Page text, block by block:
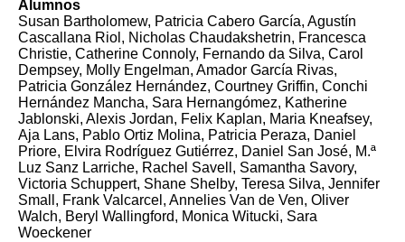
Alumnos
Susan Bartholomew, Patricia Cabero García, Agustín
Cascallana Riol, Nicholas Chaudakshetrin, Francesca
Christie, Catherine Connoly, Fernando da Silva, Carol
Dempsey, Molly Engelman, Amador García Rivas,
Patricia González Hernández, Courtney Griffin, Conchi
Hernández Mancha, Sara Hernangómez, Katherine
Jablonski, Alexis Jordan, Felix Kaplan, Maria Kneafsey,
Aja Lans, Pablo Ortiz Molina, Patricia Peraza, Daniel
Priore, Elvira Rodríguez Gutiérrez, Daniel San José, M.ª
Luz Sanz Larriche, Rachel Savell, Samantha Savory,
Victoria Schuppert, Shane Shelby, Teresa Silva, Jennifer
Small, Frank Valcarcel, Annelies Van de Ven, Oliver
Walch, Beryl Wallingford, Monica Witucki, Sara
Woeckener